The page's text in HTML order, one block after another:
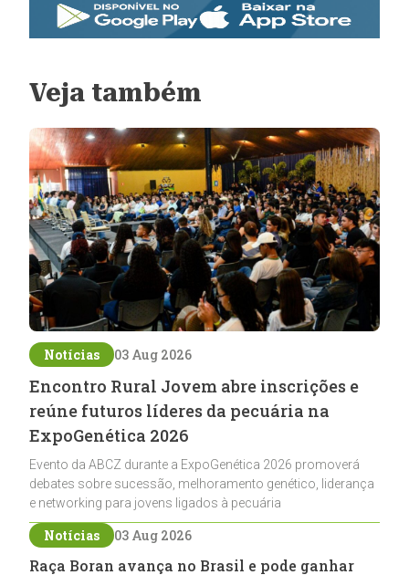
Veja também
Notícias 03 Aug 2026
Encontro Rural Jovem abre inscrições e
reúne futuros líderes da pecuária na
ExpoGenética 2026
Evento da ABCZ durante a ExpoGenética 2026 promoverá
debates sobre sucessão, melhoramento genético, liderança
e networking para jovens ligados à pecuária
Notícias 03 Aug 2026
Raça Boran avança no Brasil e pode ganhar